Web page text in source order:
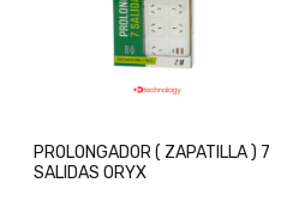
PROLONGADOR ( ZAPATILLA ) 7
SALIDAS ORYX